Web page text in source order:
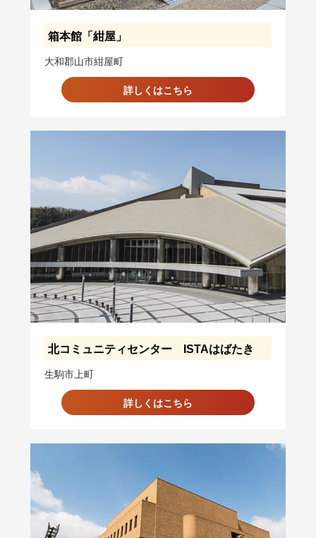
箱本館「紺屋」
大和郡山市紺屋町
詳しくはこちら
北コミュニティセンター ISTAはばたき
生駒市上町
詳しくはこちら